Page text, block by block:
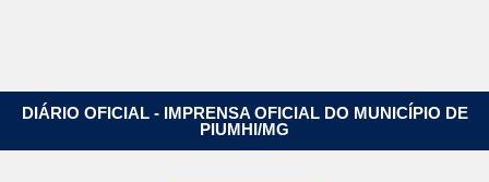
DIÁRIO OFICIAL - IMPRENSA OFICIAL DO MUNICÍPIO DE
PIUMHI/MG